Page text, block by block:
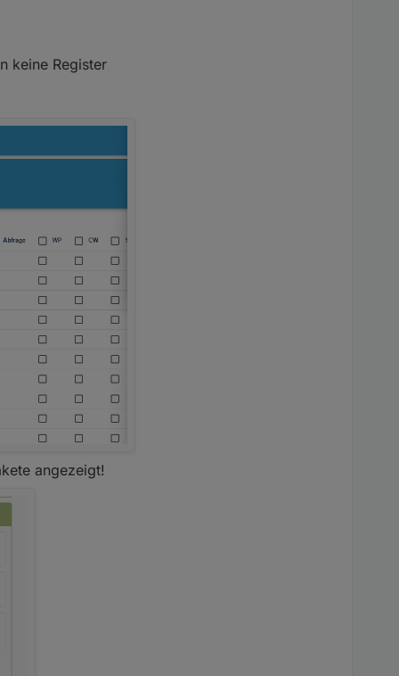
?
keine Register
angezeigt!